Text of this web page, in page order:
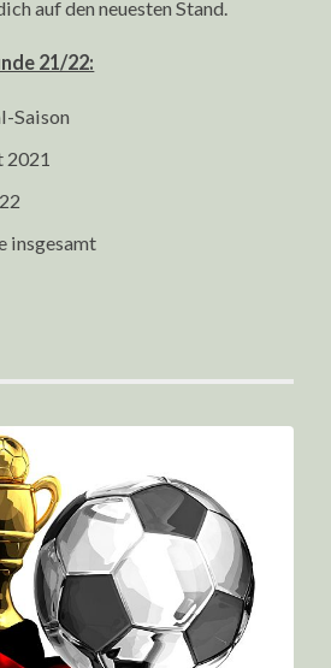
auf den neuesten Stand.
21/22:
Saison
2021
insgesamt